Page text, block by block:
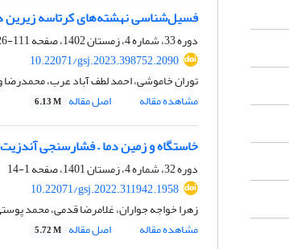
فسیل‌شناسی نهشته‌های کرتاسه زیرین
دوره 33، شماره 4، زمستان 1402، صفحه
111-126
10.22071/gsj.2023.398752.2090
توران خاموشی، احمد لطف آباد عرب، محمدرضا
مشاهده مقاله
اصل مقاله 6.13 M
خاستگاه و زمین دما – فشارسنجی
دوره 32، شماره 4، زمستان 1401، صفحه
1-14
10.22071/gsj.2022.311942.1958
زهرا خواجه جواران، غلامرضا قدمی، محمد
مشاهده مقاله
اصل مقاله 5.72 M